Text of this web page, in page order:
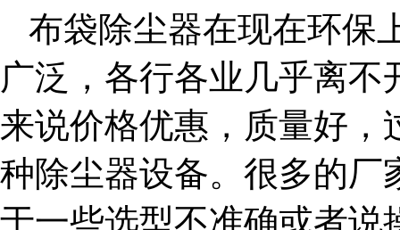
布袋除尘器在现在环保
广泛，各行各业几乎离
来说价格优惠，质量好，
种除尘器设备。很多的厂
于一些选型不准确或者说